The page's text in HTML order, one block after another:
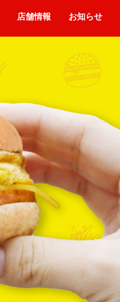
店舗情報 お知らせ